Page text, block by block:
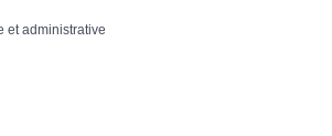
et administrative